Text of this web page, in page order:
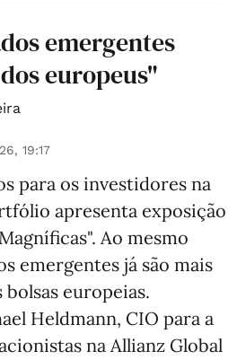
emergentes
europeus"
19:17
para os investidores na
apresenta exposição
Ao mesmo
emergentes já são mais
europeias.
Heldmann, CIO para a
na Allianz Global